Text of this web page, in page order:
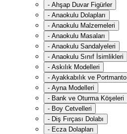
- Ahşap Duvar Figürler
- Anaokulu Dolapları
- Anaokulu Malzemeleri
- Anaokulu Masaları
- Anaokulu Sandalyeleri
- Anaokulu Sınıf İsimlikleri
- Askılık Modelleri
- Ayakkabılık ve Portmanto
- Ayna Modelleri
- Bank ve Oturma Köşeleri
- Boy Cetvelleri
- Diş Fırçası Dolabı
- Ecza Dolapları